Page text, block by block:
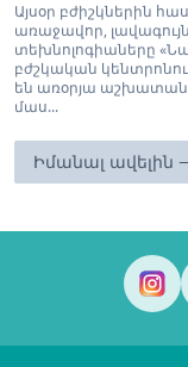
Այսօր բժիշկներին
առաջավոր, լավագույն
տեխնոլոգիաները
բժշկական
են առօրյա
մաս...
Իմանալ